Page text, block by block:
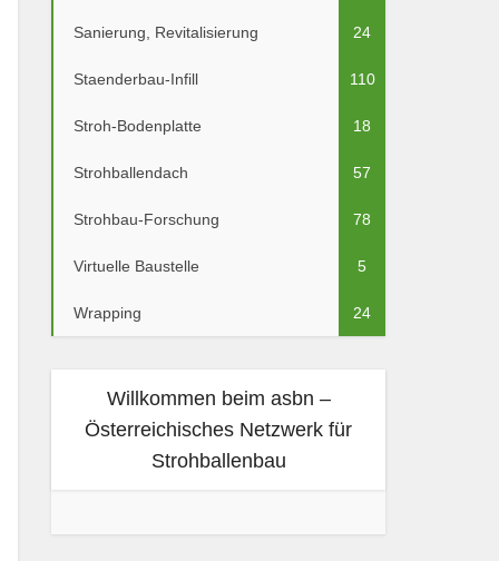
Sanierung, Revitalisierung 24
Staenderbau-Infill 110
Stroh-Bodenplatte 18
Strohballendach 57
Strohbau-Forschung 78
Virtuelle Baustelle 5
Wrapping 24
Willkommen beim asbn –
Österreichisches Netzwerk für
Strohballenbau